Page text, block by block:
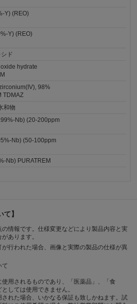
Y) (REO)
Y) (REO)
ド
hydrate
98%
TDMAZ
和物
Nb) (20-200ppm
Nb) (50-100ppm
Nb) PURATREM
】
情報です。仕様変更などにより製品内容と実
あります。
行われた場合、画像と実際の製品の仕様が異
て
用されるものであり、「医薬品」、「食
しては使用できません。
れた場合、いかなる保証も致しかねます。試